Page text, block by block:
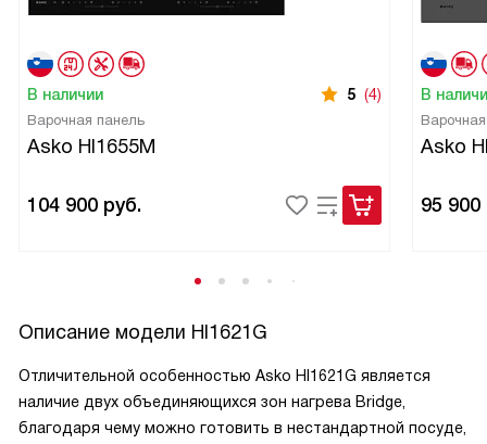
В наличии 5 (4)
Варочная панель
Asko HI1655M
104 900 руб.
В
Asko
95 900
Описание модели HI1621G
Отличительной особенностью Asko HI1621G является
наличие двух объединяющихся зон нагрева Bridge,
благодаря чему можно готовить в нестандартной посуде,